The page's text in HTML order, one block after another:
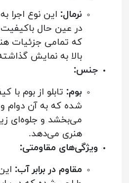
نرمال: این نوع اجرا
در عین حال
که تمامی جزئیات
بالا به نمایش
جنس:
بوم: تابلو از بوم با
شده که به آن دوام
می‌بخشد و جلوه‌ای
هنری می‌دهد.
ویژگی‌های مقاومتی:
مقاوم در برابر آب: